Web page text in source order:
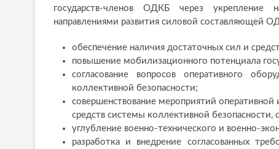
государств-членов ОДКБ через укрепление
направлениями развития силовой составляющей
обеспечение наличия достаточных сил и
повышение мобилизационного потенциала
согласование вопросов оперативного
коллективной безопасности;
совершенствование мероприятий
средств системы коллективной
углубление военно-технического и военно-
разработка и внедрение согласованных